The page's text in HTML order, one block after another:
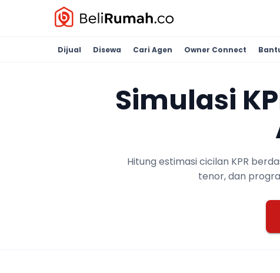
Dijual Disewa Cari Agen Owner Connect
Simulasi
Hitung estimasi cicilan KPR
tenor, dan